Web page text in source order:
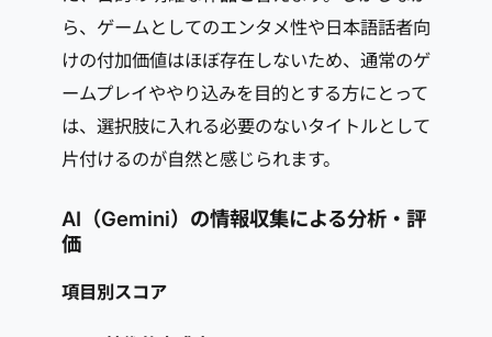
ら、ゲームとしてのエンタメ性や日本語話者向
けの付加価値はほぼ存在しないため、通常のゲ
ームプレイややり込みを目的とする方にとって
は、選択肢に入れる必要のないタイトルとして
片付けるのが自然と感じられます。
AI（Gemini）の情報収集による分析・評
価
項目別スコア